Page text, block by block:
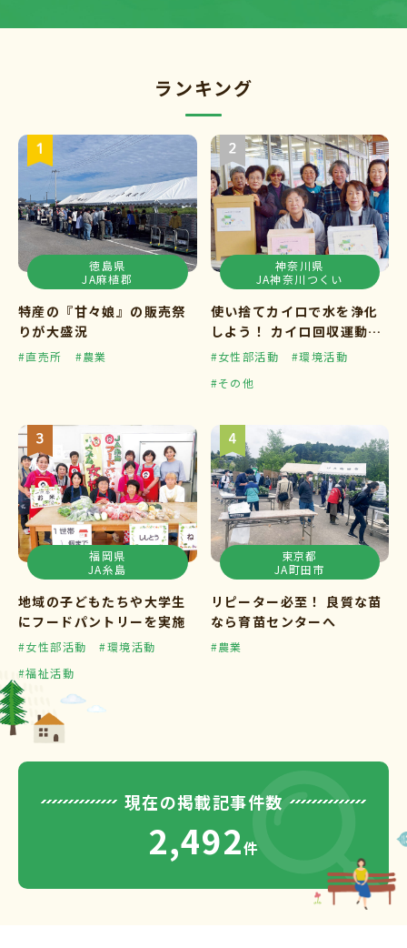
ランキング
徳島県
JA麻植郡
特産の『甘々娘』の販売祭
りが大盛況
#直売所 #農業
神奈川県
JA神奈川つくい
使い捨てカイロで水を浄化
しよう！ カイロ回収運動ス
タート
#女性部活動
#環境活動
#その他
福岡県
JA糸島
地域の子どもたちや大学生
にフードパントリーを実施
#女性部活動
#環境活動
#福祉活動
東京都
JA町田市
リピーター必至！ 良質な苗
なら育苗センターへ
#農業
現在の掲載記事件数
2,492件